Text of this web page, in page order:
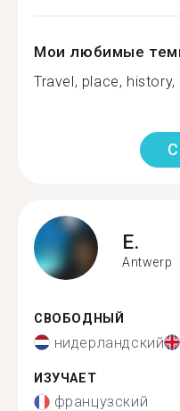
Мои любимые
Travel, place, history,
E.
Antwerp
СВОБОДНЫЙ
нидерландский
ИЗУЧАЕТ
французский